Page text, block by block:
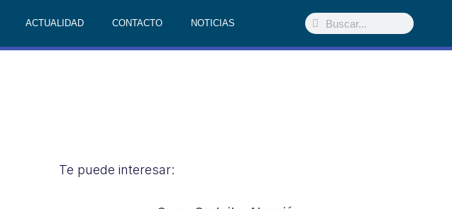
ACTUALIDAD CONTACTO NOTICIAS
Te puede interesar: